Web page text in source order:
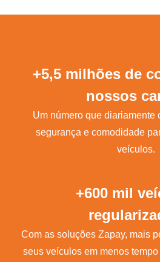
+5,5 milhões de
nossos
Um número que diariamente
segurança e comodidade
veículos.
+600 mil
Com as soluções Zapay, mais
seus veículos em menos